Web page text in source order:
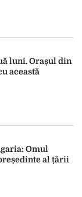
luni. Orașul din
această
Omul
al țării